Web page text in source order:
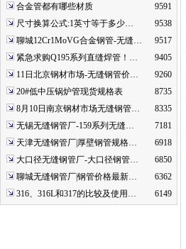
合金管都有哪些材质
9591
尺寸换算公式:1英寸等于多少…
9538
聊城12Cr1MoVG合金钢管-无缝…
9517
紧急求购Q195系列直缝焊管！…
9405
11日北京钢材市场-无缝钢管价…
9260
20#低中压锅炉管现货规格表
8735
8月10日南京钢材市场无缝钢管…
8335
无锡无缝钢管厂-159系列无缝…
7181
天津无缝钢管厂|厚壁钢管规格…
6918
大口径无缝钢管厂-大口径钢管…
6850
聊城无缝钢管厂|钢管价格最新…
6362
316、316L和317的比较及使用…
6149